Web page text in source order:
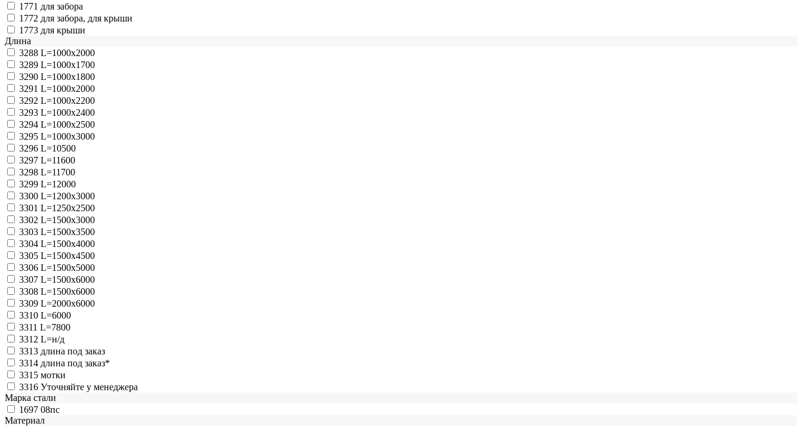
1771 для забора
1772 для забора, для крыши
1773 для крыши
Длина
3288 L=1000x2000
3289 L=1000х1700
3290 L=1000х1800
3291 L=1000х2000
3292 L=1000х2200
3293 L=1000х2400
3294 L=1000х2500
3295 L=1000х3000
3296 L=10500
3297 L=11600
3298 L=11700
3299 L=12000
3300 L=1200x3000
3301 L=1250x2500
3302 L=1500x3000
3303 L=1500x3500
3304 L=1500x4000
3305 L=1500x4500
3306 L=1500x5000
3307 L=1500x6000
3308 L=1500х6000
3309 L=2000x6000
3310 L=6000
3311 L=7800
3312 L=н/д
3313 длина под заказ
3314 длина под заказ*
3315 мотки
3316 Уточняйте у менеджера
Марка стали
1697 08пс
Материал